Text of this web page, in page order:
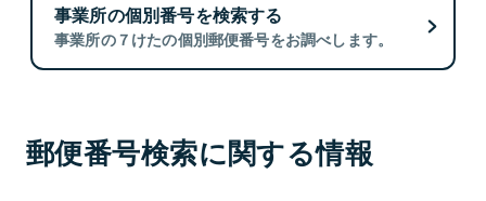
事業所の個別番号を検索する
事業所の７けたの個別郵便番号をお調べします。
郵便番号検索に関する情報